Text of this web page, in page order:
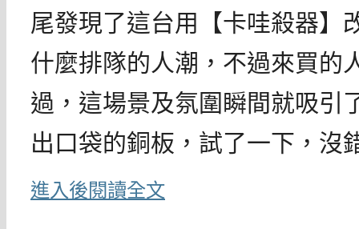
尾發現了這台用【卡哇殺器】
什麼排隊的人潮，不過來買的
過，這場景及氛圍瞬間就吸引
出口袋的銅板，試了一下，沒
進入後閱讀全文